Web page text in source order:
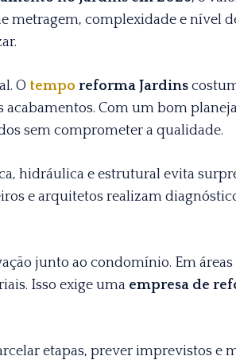
metragem, complexidade e nível
O tempo reforma Jardins
Com um bom
sem comprometer a qualidade.
hidráulica e estrutural evita
e arquitetos realizam
junto ao condomínio. Em
Isso exige uma empresa de
etapas, prever imprevistos e